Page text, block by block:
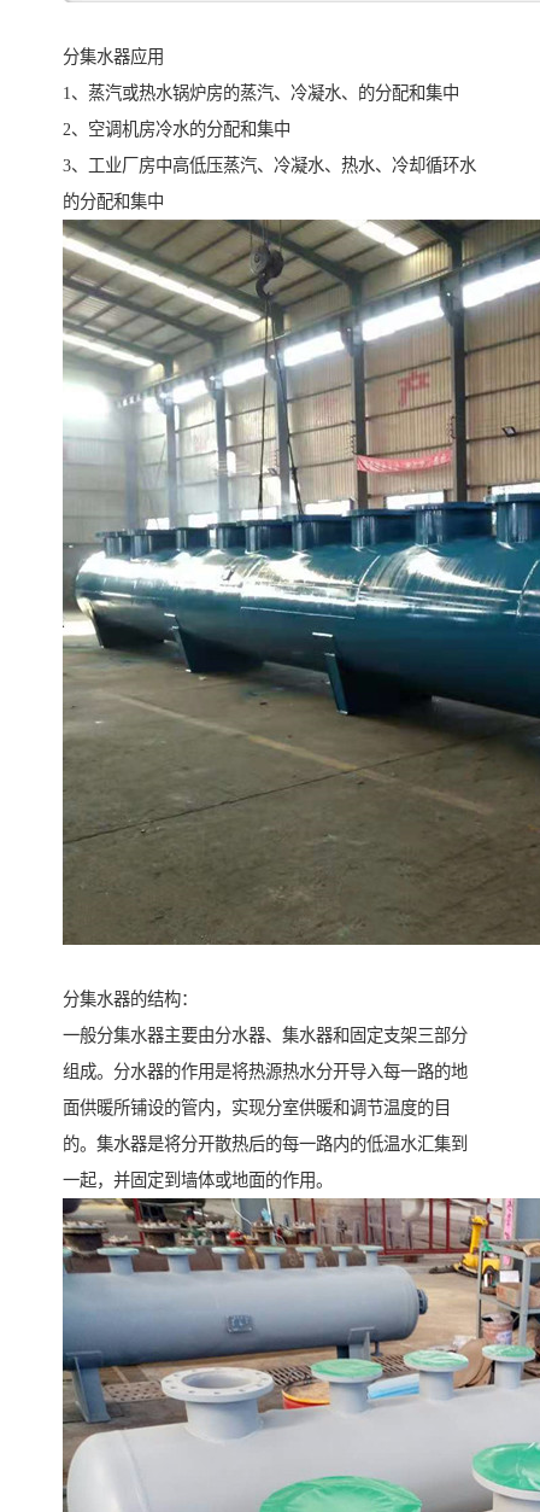
分集水器应用
1、蒸汽或热水锅炉房的蒸汽、冷凝水、的分配和集中
2、空调机房冷水的分配和集中
3、工业厂房中高低压蒸汽、冷凝水、热水、冷却循环水
的分配和集中
分集水器的结构：
一般分集水器主要由分水器、集水器和固定支架三部分
组成。分水器的作用是将热源热水分开导入每一路的地
面供暖所铺设的管内，实现分室供暖和调节温度的目
的。集水器是将分开散热后的每一路内的低温水汇集到
一起，并固定到墙体或地面的作用。